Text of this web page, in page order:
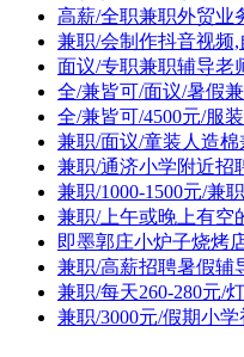
高薪/全职兼职外贸业
兼职/会制作抖音视频
面议/专职兼职辅导老
全/兼皆可/面议/暑假
全/兼皆可/4500元/服
兼职/面议/童装人造棉
兼职/通济小学附近招
兼职/1000-1500元/兼
兼职/上午或晚上有空
即墨郭庄小炉子烧烤
兼职/高薪招聘暑假辅
兼职/每天260-280元/
兼职/3000元/假期小